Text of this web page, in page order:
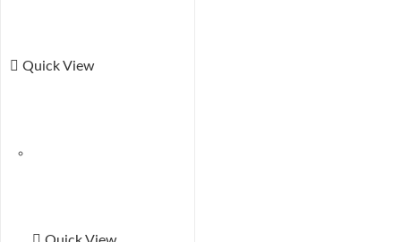
Quick View